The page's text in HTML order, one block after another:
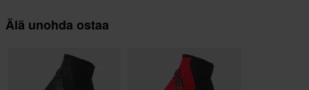
Älä unohda ostaa